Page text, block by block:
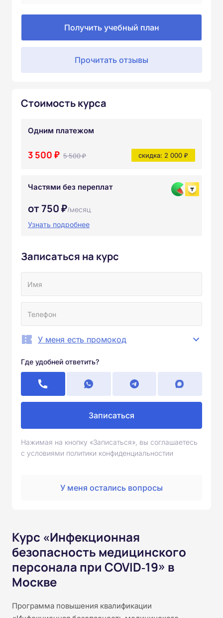
Получить учебный план
Прочитать отзывы
Стоимость курса
Одним платежом
3 500 ₽ 5 500 ₽ скидка: 2 000 ₽
Частями без переплат
от 750 ₽/месяц
Узнать подробнее
Записаться на курс
У меня есть промокод
Где удобней ответить?
Записаться
Нажимая на кнопку «Записаться», вы соглашаетесь
с условиями политики конфиденциальностии
У меня остались вопросы
Курс «Инфекционная
безопасность медицинского
персонала при COVID‑19» в
Москве
Программа повышения квалификации